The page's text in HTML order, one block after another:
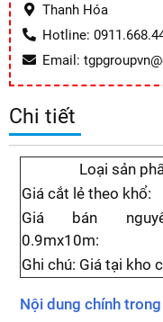
Thanh Hóa
Hotline:
Email:
Chi tiết
Loại sản
Giá cắt lẻ theo khổ:
Giá bán
0.9mx10m:
Ghi chú: Giá tại kho
Nội dung chính